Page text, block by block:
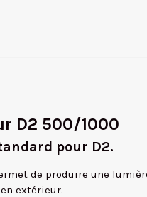
D2 500/1000
pour D2.
de produire une
extérieur.